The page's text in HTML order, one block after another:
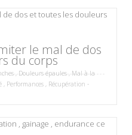
le mal de dos
du corps
,Douleurs épaules,Mal à la
Performances
Récupération -